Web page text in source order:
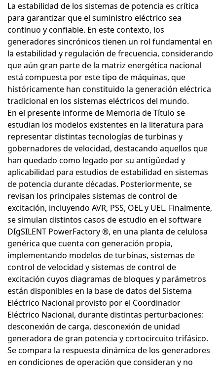
La estabilidad de los sistemas de potencia es crítica
para garantizar que el suministro eléctrico sea
continuo y confiable. En este contexto, los
generadores sincrónicos tienen un rol fundamental en
la estabilidad y regulación de frecuencia, considerando
que aún gran parte de la matriz energética nacional
está compuesta por este tipo de máquinas, que
históricamente han constituido la generación eléctrica
tradicional en los sistemas eléctricos del mundo.
En el presente informe de Memoria de Título se
estudian los modelos existentes en la literatura para
representar distintas tecnologías de turbinas y
gobernadores de velocidad, destacando aquellos que
han quedado como legado por su antigüedad y
aplicabilidad para estudios de estabilidad en sistemas
de potencia durante décadas. Posteriormente, se
revisan los principales sistemas de control de
excitación, incluyendo AVR, PSS, OEL y UEL. Finalmente,
se simulan distintos casos de estudio en el software
DIgSILENT PowerFactory ®, en una planta de celulosa
genérica que cuenta con generación propia,
implementando modelos de turbinas, sistemas de
control de velocidad y sistemas de control de
excitación cuyos diagramas de bloques y parámetros
están disponibles en la base de datos del Sistema
Eléctrico Nacional provisto por el Coordinador
Eléctrico Nacional, durante distintas perturbaciones:
desconexión de carga, desconexión de unidad
generadora de gran potencia y cortocircuito trifásico.
Se compara la respuesta dinámica de los generadores
en condiciones de operación que consideran y no